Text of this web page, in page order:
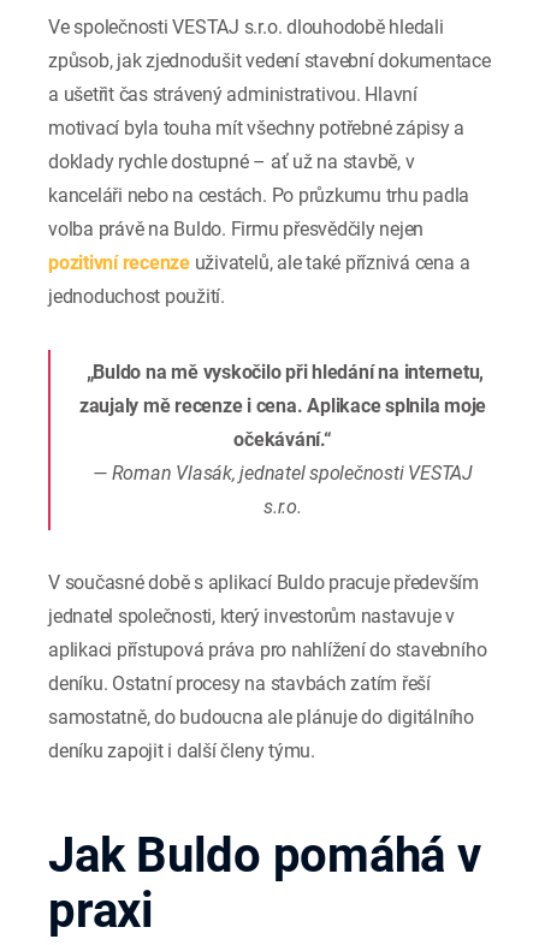
Ve společnosti VESTAJ s.r.o. dlouhodobě hledali
způsob, jak zjednodušit vedení stavební dokumentace
a ušetřit čas strávený administrativou. Hlavní
motivací byla touha mít všechny potřebné zápisy a
doklady rychle dostupné – ať už na stavbě, v
kanceláři nebo na cestách. Po průzkumu trhu padla
volba právě na Buldo. Firmu přesvědčily nejen
pozitivní recenzeuživatelů, ale také příznivá cena a
jednoduchost použití.
„Buldo na mě vyskočilo při hledání na internetu,
zaujaly mě recenze i cena. Aplikace splnila moje
očekávání.“
— Roman Vlasák, jednatel společnosti VESTAJ
s.r.o.
V současné době s aplikací Buldo pracuje především
jednatel společnosti, který investorům nastavuje v
aplikaci přístupová práva pro nahlížení do stavebního
deníku. Ostatní procesy na stavbách zatím řeší
samostatně, do budoucna ale plánuje do digitálního
deníku zapojit i další členy týmu.
Jak Buldo pomáhá v
praxi